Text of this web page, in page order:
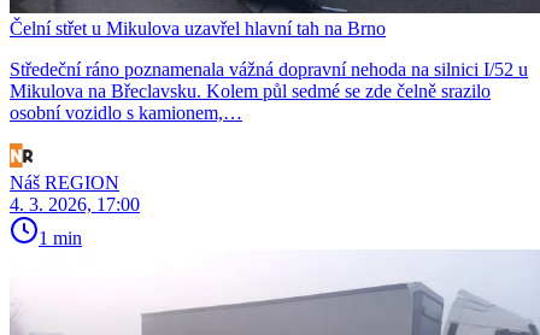
Čelní střet u Mikulova uzavřel hlavní tah na Brno
Středeční ráno poznamenala vážná dopravní nehoda na silnici I/52 u
Mikulova na Břeclavsku. Kolem půl sedmé se zde čelně srazilo
osobní vozidlo s kamionem,…
Náš REGION
4. 3. 2026, 17:00
1 min